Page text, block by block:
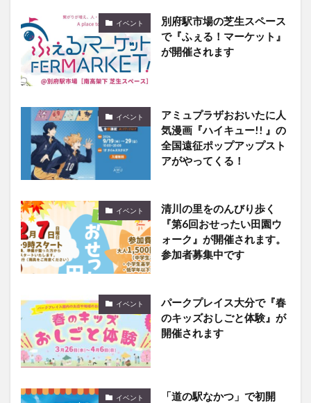
イベント
別府駅市場の芝生スペース
で『ふぇる！マーケット』
が開催されます
イベント
アミュプラザおおいたに人
気漫画『ハイキュー!! 』の
全国遠征ポップアップスト
アがやってくる！
イベント
清川の里をのんびり歩く
『第6回おせったい田園ウ
ォーク』が開催されます。
参加者募集中です
イベント
パークプレイス大分で『春
のキッズおしごと体験』が
開催されます
イベント
「道の駅なかつ」で初開